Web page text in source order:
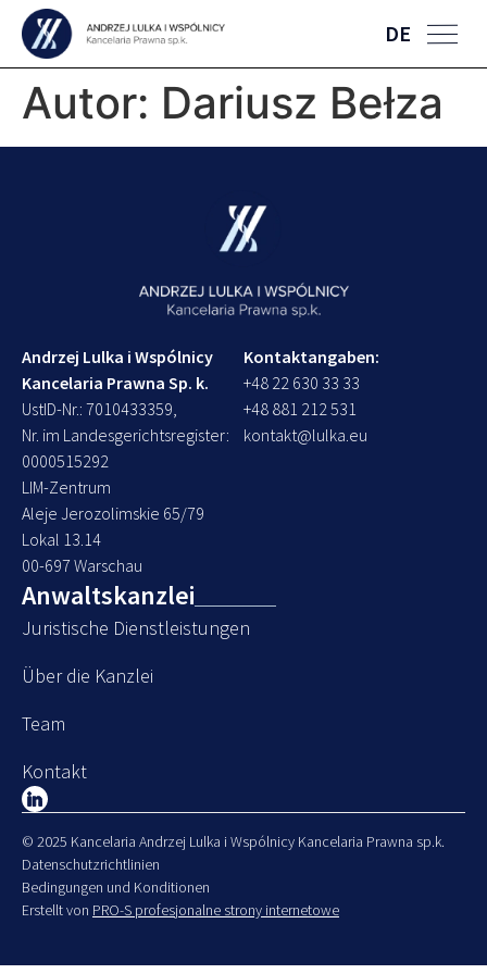
DE
Autor: Dariusz Bełza
Andrzej Lulka i Wspólnicy
Kancelaria Prawna Sp. k.
UstID-Nr.: 7010433359,
Nr. im Landesgerichtsregister:
0000515292
LIM-Zentrum
Aleje Jerozolimskie 65/79
Lokal 13.14
00-697 Warschau
Kontaktangaben:
+48 22 630 33 33
+48 881 212 531
kontakt@lulka.eu
Anwaltskanzlei
Juristische Dienstleistungen
Über die Kanzlei
Team
Kontakt
© 2025 Kancelaria Andrzej Lulka i Wspólnicy Kancelaria Prawna sp.k.
Datenschutzrichtlinien
Bedingungen und Konditionen
Erstellt von PRO-S profesjonalne strony internetowe